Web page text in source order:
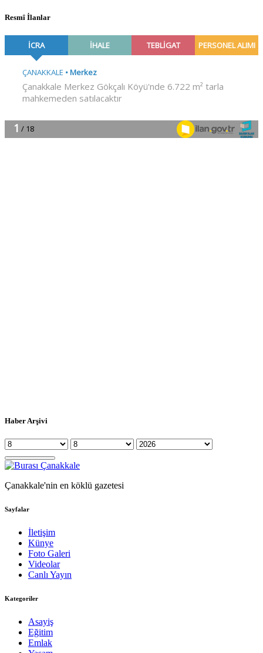
Resmî İlanlar
Haber Arşivi
Çanakkale'nin en köklü gazetesi
Sayfalar
İletişim
Künye
Foto Galeri
Videolar
Canlı Yayın
Kategoriler
Asayiş
Eğitim
Emlak